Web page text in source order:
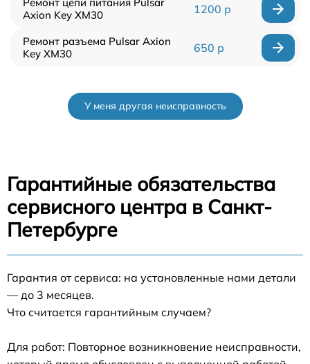
Axion Key XM30
1200 р
Ремонт разъема Pulsar Axion
Key XM30
650 р
У меня другая неисправность
Гарантийные обязательства
сервисного центра в Санкт-
Петербурге
Гарантия от сервиса: на установленные нами детали
— до 3 месяцев.
Что считается гарантийным случаем?
Для работ: Повторное возникновение неисправности,